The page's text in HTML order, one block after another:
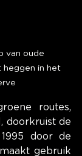
van oude
heggen in het
routes,
doorkruist de
door de
gebruik